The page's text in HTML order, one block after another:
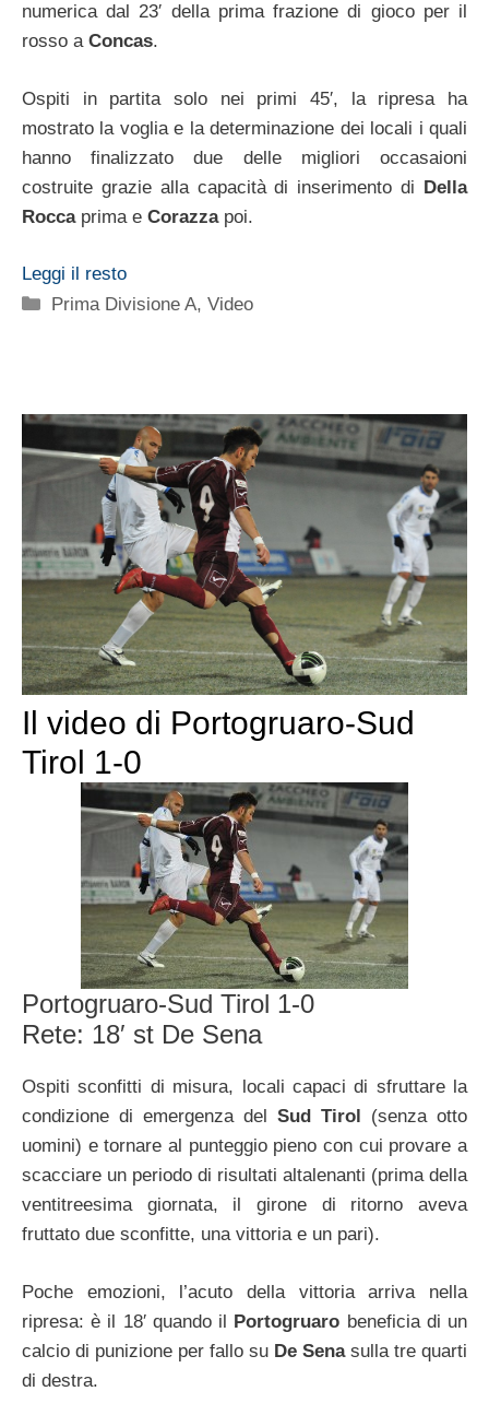
numerica dal 23′ della prima frazione di gioco per il
rosso a Concas.
Ospiti in partita solo nei primi 45′, la ripresa ha
mostrato la voglia e la determinazione dei locali i quali
hanno finalizzato due delle migliori occasaioni
costruite grazie alla capacità di inserimento di Della
Roccaprima e Corazzapoi.
Leggi il resto
Categorie
Prima Divisione A,Video
Il video di Portogruaro-Sud
Tirol 1-0
Portogruaro-Sud Tirol 1-0
Rete: 18′ st De Sena
Ospiti sconfitti di misura, locali capaci di sfruttare la
condizione di emergenza del Sud Tirol
(senza otto
uomini) e tornare al punteggio pieno con cui provare a
scacciare un periodo di risultati altalenanti (prima della
ventitreesima giornata, il girone di ritorno aveva
fruttato due sconfitte, una vittoria e un pari).
Poche emozioni, l’acuto della vittoria arriva nella
ripresa: è il 18′ quando il Portogruaro beneficia di un
calcio di punizione per fallo su De Senasulla tre quarti
di destra.